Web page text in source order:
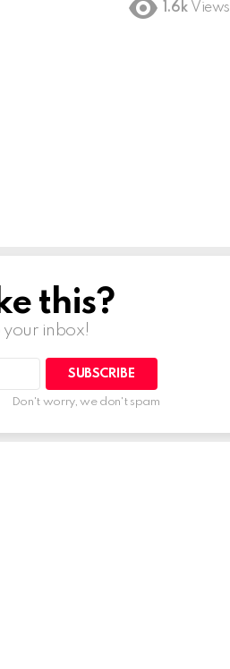
1.6k Views
this?
your inbox!
Don't worry, we don't spam